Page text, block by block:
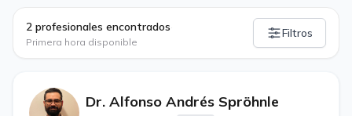
2 profesionales encontrados
Primera hora disponible
Filtros
Dr. Alfonso Andrés Spröhnle